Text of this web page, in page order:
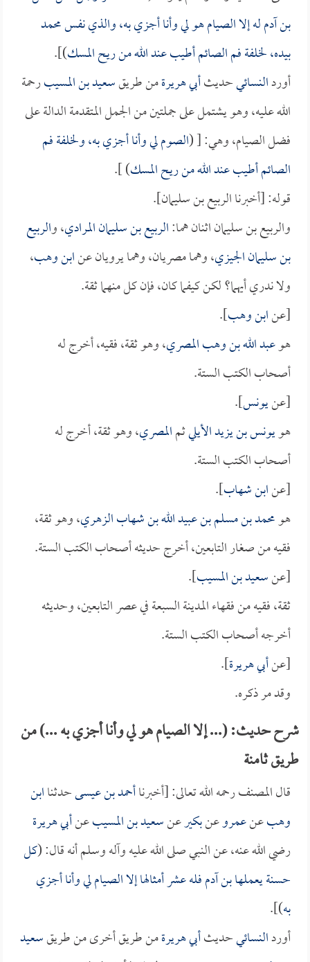
بن آدم له إلا الصيام هو لي وأنا أجزي به، والذي نفس محمد
بيده، لخلفة فم الصائم أطيب عند الله من ريح المسك)].
أوردالنسائيحديثأبي هريرةمن طريقسعيد بن المسيبرحمة
الله عليه، وهو يشتمل على جملتين من الجمل المتقدمة الدالة على
فضل الصيام، وهي: [ (الصوم لي وأنا أجزي به، ولخلفة فم
الصائم أطيب عند الله من ريح المسك) ].
قوله: [أخبرنا الربيع بن سليمان].
والربيع بن سليمان اثنان هما:الربيع بن سليمان المرادي، والربيع
بن سليمان الجيزي، وهما مصريان، وهما يرويان عنابن وهب،
ولا ندري أيهما؟ لكن كيفما كان، فإن كل منهما ثقة.
[عنابن وهب].
هوعبد الله بن وهب المصري، وهو ثقة، فقيه، أخرج له
أصحاب الكتب الستة.
[عنيونس].
هويونس بن يزيد الأيليثمالمصري، وهو ثقة، أخرج له
أصحاب الكتب الستة.
[عنابن شهاب].
هومحمد بن مسلم بن عبيد الله بن شهاب الزهري، وهو ثقة،
فقيه من صغار التابعين، أخرج حديثه أصحاب الكتب الستة.
[عنسعيد بن المسيب].
ثقة، فقيه من فقهاء المدينة السبعة في عصر التابعين، وحديثه
أخرجه أصحاب الكتب الستة.
[عنأبي هريرة].
وقد مر ذكره.
شرح حديث: (... إلا الصيام هو لي وأنا أجزي به ...) من
طريق ثامنة
قال المصنف رحمه الله تعالى: [أخبرناأحمد بن عيسىحدثناابن
وهبعنعمروعنبكيرعنسعيد بن المسيبعنأبي هريرة
رضي الله عنه، عن النبي صلى الله عليه وآله وسلم أنه قال: (كل
حسنة يعملها بن آدم فله عشر أمثالها إلا الصيام لي وأنا أجزي
به)].
أوردالنسائيحديثأبي هريرةمن طريق أخرى من طريقسعيد